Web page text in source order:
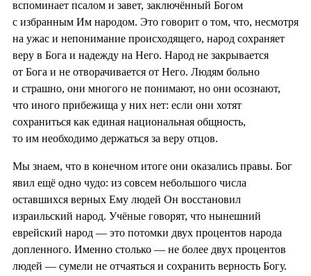
вспоминает псалом и завет, заключённый Богом
с избранным Им народом. Это говорит о том, что, несмотря
на ужас и непонимание происходящего, народ сохраняет
веру в Бога и надежду на Него. Народ не закрывается
от Бога и не отворачивается от Него. Людям больно
и страшно, они многого не понимают, но они осознают,
что иного прибежища у них нет: если они хотят
сохраниться как единая национальная общность,
то им необходимо держаться за веру отцов.
Мы знаем, что в конечном итоге они оказались правы. Бог
явил ещё одно чудо: из совсем небольшого числа
оставшихся верных Ему людей Он восстановил
израильский народ. Учёные говорят, что нынешний
еврейский народ — это потомки двух процентов народа
допленного. Именно столько — не более двух процентов
людей — сумели не отчаяться и сохранить верность Богу.